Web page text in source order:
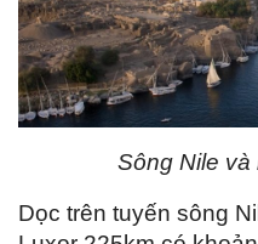
Sông Nile và
Dọc trên tuyến sông